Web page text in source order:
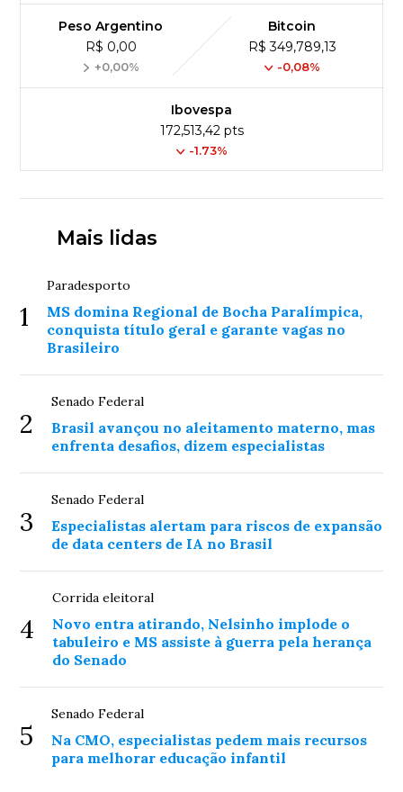
Peso Argentino
R$ 0,00
+0,00%
Bitcoin
R$ 349,789,13
-0,08%
Ibovespa
172,513,42 pts
-1.73%
Mais lidas
1
Paradesporto
MS domina Regional de Bocha Paralímpica,
conquista título geral e garante vagas no
Brasileiro
2
Senado Federal
Brasil avançou no aleitamento materno, mas
enfrenta desafios, dizem especialistas
3
Senado Federal
Especialistas alertam para riscos de expansão
de data centers de IA no Brasil
4
Corrida eleitoral
Novo entra atirando, Nelsinho implode o
tabuleiro e MS assiste à guerra pela herança
do Senado
5
Senado Federal
Na CMO, especialistas pedem mais recursos
para melhorar educação infantil